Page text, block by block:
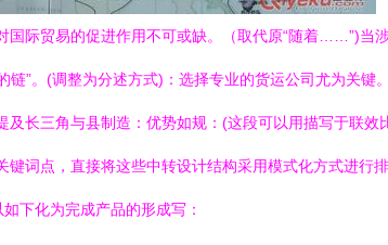
国际贸易的促进作用不可或缺。（取代原“随着……”)
链”。(调整为分述方式)：选择专业的货运公司尤为关
长三角与县制造：优势如规：(这段可以用描写于联
词点，直接将这些中转设计结构采用模式化方式进行
下化为完成产品的形成写：